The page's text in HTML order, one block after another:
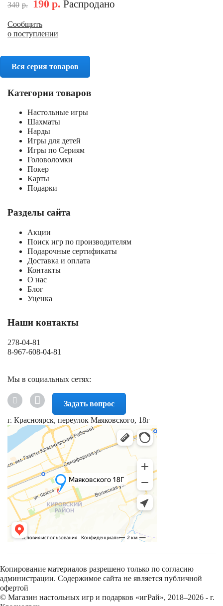
340 р. 190 р. Распродано
Сообщить
о поступлении
Вся серия товаров
Категории товаров
Настольные игры
Шахматы
Нарды
Игры для детей
Игры по Сериям
Головоломки
Покер
Карты
Подарки
Разделы сайта
Акции
Поиск игр по производителям
Подарочные сертификаты
Доставка и оплата
Контакты
О нас
Блог
Уценка
Наши контакты
278-04-81
8-967-608-04-81
Мы в социальных сетях:
Задать вопрос
г. Красноярск, переулок Маяковского, 18г
Копирование материалов разрешено только по согласию
администрации. Содержимое сайта не является публичной
офертой
© Магазин настольных игр и подарков «игРай», 2018–2026 - г.